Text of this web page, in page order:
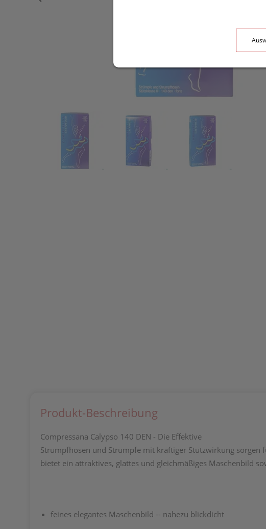
Produkt-Beschreibung
Compressana Calypso 140 DEN - Die Effektive
Strumpfhosen und Strümpfe mit kräftiger Stützwirkung
bietet ein attraktives, glattes und gleichmäßiges Maschenbild
feines elegantes Maschenbild -- nahezu blickdicht